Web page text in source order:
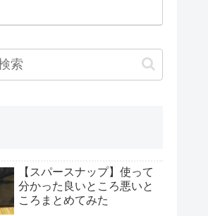
【スパースナップ】使って
分かった良いところ悪いと
ころまとめてみた